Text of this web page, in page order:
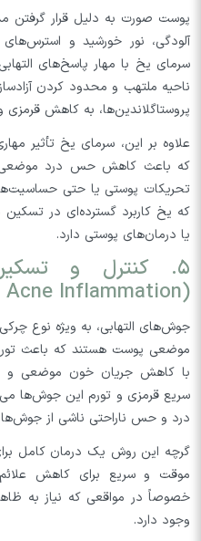
پوست صورت به دلیل قرار گرفتن
آلودگی، نور خورشید و
سرمای یخ با مهار پاسخ‌های
ناحیه ملتهب و محدود کردن
پروستاگلاندین‌ها، به کاهش
علاوه بر این، سرمای یخ تأثیر
که باعث کاهش حس درد موضعی
تحریکات پوستی یا حتی
که یخ کاربرد گسترده‌ای در
یا درمان‌های پوستی دارد.
۵. کنترل و
(Management of Acne Inflammation)
جوش‌های التهابی، به ویژه نوع
موضعی پوست هستند که باعث
با کاهش جریان خون موضعی و
سریع قرمزی و تورم این جوش‌ها
درد و حس ناراحتی ناشی از
گرچه این روش یک درمان کامل
موقت و سریع برای کاهش
خصوصاً در مواقعی که نیاز به
وجود دارد.